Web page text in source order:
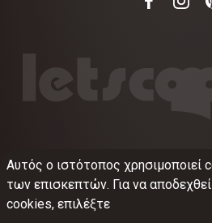
©2012-2026 LETSCOOK.GR
021375326001
Όροι χρήσης•Πολιτική
Αυτός ο ιστότοπος χρησιμοποιεί
των επισκεπτών. Για να
cookies, επιλέξτε